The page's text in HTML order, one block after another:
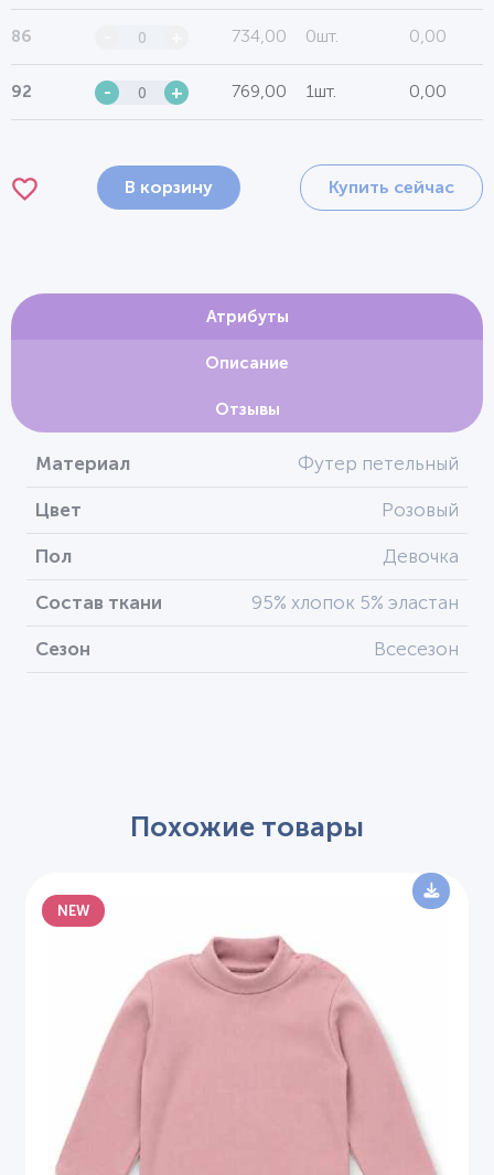
86 734,00 0шт. 0,00
92 - + 769,00 1шт. 0,00
В корзину Купить сейчас
Атрибуты
Описание
Отзывы
Материал Футер петельный
Цвет Розовый
Пол Девочка
Состав ткани 95% хлопок 5% эластан
Сезон Всесезон
Похожие товары
NEW